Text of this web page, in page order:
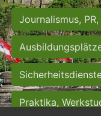
Journalismus,
Praktika,